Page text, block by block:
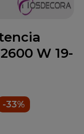
W 19-
-33%